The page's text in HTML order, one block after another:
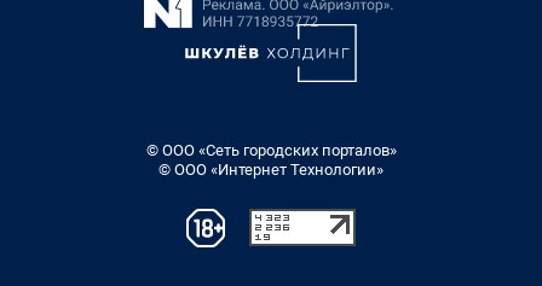
© ООО «Сеть городских порталов»
© ООО «Интернет Технологии»